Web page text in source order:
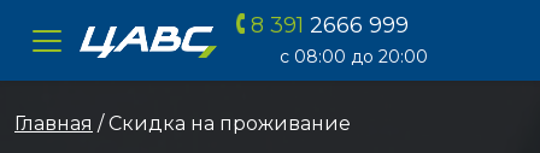
ЦАВС
8 391 2666 999
с 08:00 до 20:00
Главная / Скидка на проживание